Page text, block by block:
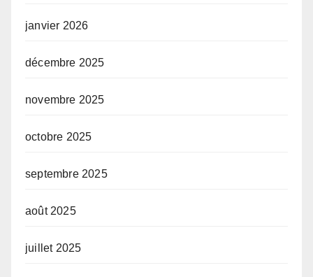
janvier 2026
décembre 2025
novembre 2025
octobre 2025
septembre 2025
août 2025
juillet 2025